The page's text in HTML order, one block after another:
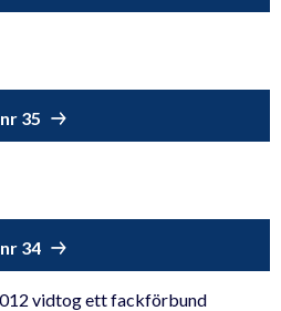
35
34
vidtog ett fackförbund